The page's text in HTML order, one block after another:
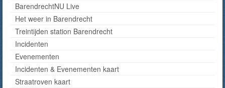
BarendrechtNU Live
Het weer in Barendrecht
Treintijden station Barendrecht
Incidenten
Evenementen
Incidenten & Evenementen kaart
Straatroven kaart